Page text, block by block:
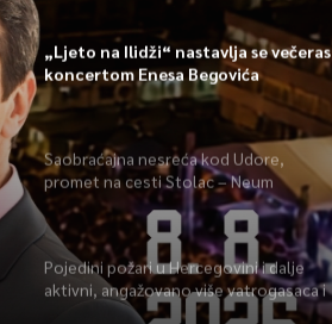
„Ljeto na Ilidži“ nastavlja se večeras
koncertom Enesa Begovića
Saobraćajna nesreća kod Udore,
promet na cesti Stolac – Neum
potpuno obustavljen
Pojedini požari u Hercegovini i dalje
aktivni, angažovano više vatrogasaca i
helikopter